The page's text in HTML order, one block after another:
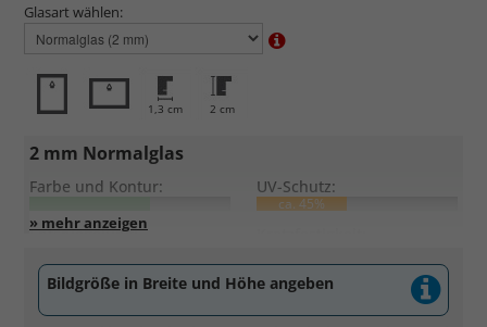
Glasart wählen:
1,3 cm 2 cm
2 mm Normalglas
Farbe und Kontur: UV-Schutz:
ca. 45%
Entspiegelung:
Standardglasin hochwertiger Floatglas-Qualität.
Formstabil, preiswert, witterungs- und hitzebeständig
Bildgröße in Breite und Höhe angeben